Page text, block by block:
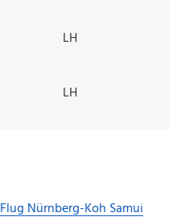
LH
LH
Flug Nürnberg-Koh Samui